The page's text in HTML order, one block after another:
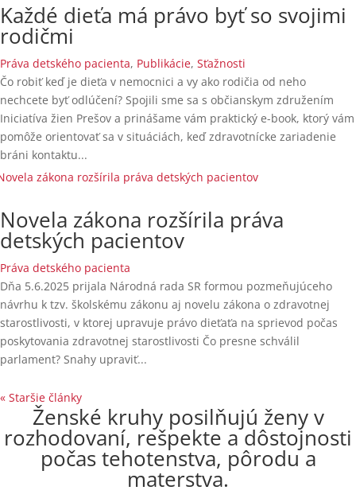
Každé dieťa má právo byť so svojimi
rodičmi
Práva detského pacienta, Publikácie, Sťažnosti
Čo robiť keď je dieťa v nemocnici a vy ako rodičia od neho
nechcete byť odlúčení? Spojili sme sa s občianskym združením
Iniciatíva žien Prešov a prinášame vám praktický e-book, ktorý vám
pomôže orientovať sa v situáciách, keď zdravotnícke zariadenie
bráni kontaktu...
Novela zákona rozšírila práva
detských pacientov
Práva detského pacienta
Dňa 5.6.2025 prijala Národná rada SR formou pozmeňujúceho
návrhu k tzv. školskému zákonu aj novelu zákona o zdravotnej
starostlivosti, v ktorej upravuje právo dieťaťa na sprievod počas
poskytovania zdravotnej starostlivosti Čo presne schválil
parlament? Snahy upraviť...
« Staršie články
Ženské kruhy posilňujú ženy v
rozhodovaní, rešpekte a dôstojnosti
počas tehotenstva, pôrodu a
materstva.